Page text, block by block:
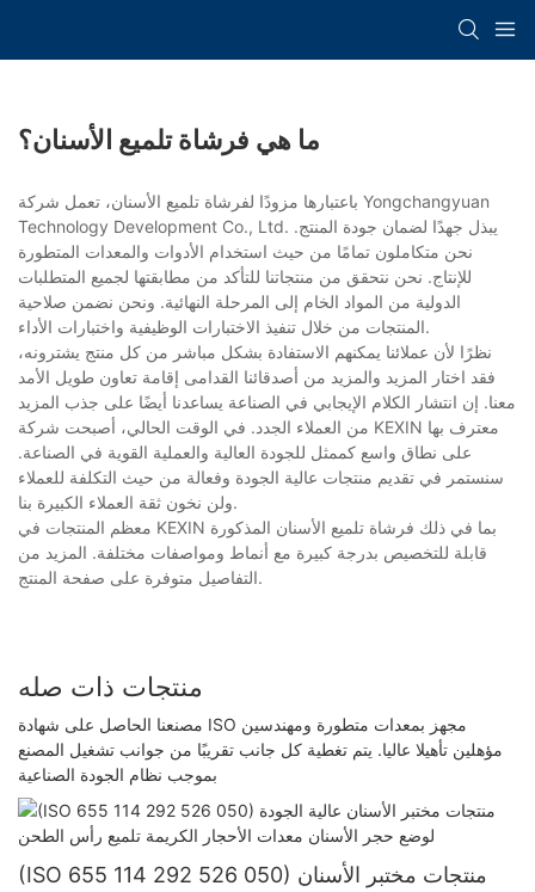
ما هي فرشاة تلميع الأسنان؟
باعتبارها مزودًا لفرشاة تلميع الأسنان، تعمل شركة Yongchangyuan
Technology Development Co., Ltd. يبذل جهدًا لضمان جودة المنتج.
نحن متكاملون تمامًا من حيث استخدام الأدوات والمعدات المتطورة
للإنتاج. نحن نتحقق من منتجاتنا للتأكد من مطابقتها لجميع المتطلبات
الدولية من المواد الخام إلى المرحلة النهائية. ونحن نضمن صلاحية
المنتجات من خلال تنفيذ الاختبارات الوظيفية واختبارات الأداء.
نظرًا لأن عملائنا يمكنهم الاستفادة بشكل مباشر من كل منتج يشترونه،
فقد اختار المزيد والمزيد من أصدقائنا القدامى إقامة تعاون طويل الأمد
معنا. إن انتشار الكلام الإيجابي في الصناعة يساعدنا أيضًا على جذب المزيد
من العملاء الجدد. في الوقت الحالي، أصبحت شركة KEXIN معترف بها
على نطاق واسع كممثل للجودة العالية والعملية القوية في الصناعة.
سنستمر في تقديم منتجات عالية الجودة وفعالة من حيث التكلفة للعملاء
ولن نخون ثقة العملاء الكبيرة بنا.
معظم المنتجات في KEXIN بما في ذلك فرشاة تلميع الأسنان المذكورة
قابلة للتخصيص بدرجة كبيرة مع أنماط ومواصفات مختلفة. المزيد من
التفاصيل متوفرة على صفحة المنتج.
منتجات ذات صله
مصنعنا الحاصل على شهادة ISO مجهز بمعدات متطورة ومهندسين
مؤهلين تأهيلا عاليا. يتم تغطية كل جانب تقريبًا من جوانب تشغيل المصنع
بموجب نظام الجودة الصناعية
(ISO 655 114 292 526 050) منتجات مختبر الأسنان